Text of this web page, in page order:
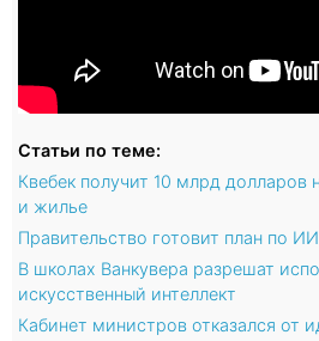
Статьи по теме:
Квебек получит 10 млрд долларов
и жилье
Правительство готовит план по ИИ
В школах Ванкувера разрешат
искусственный интеллект
Кабинет министров отказался от